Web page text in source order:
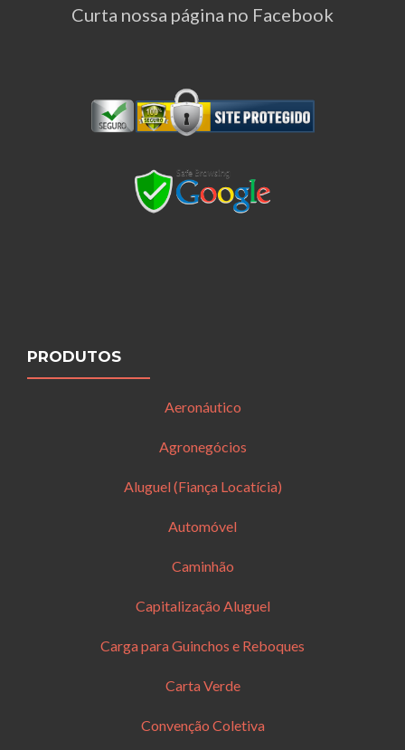
Curta nossa página no Facebook
PRODUTOS
Aeronáutico
Agronegócios
Aluguel (Fiança Locatícia)
Automóvel
Caminhão
Capitalização Aluguel
Carga para Guinchos e Reboques
Carta Verde
Convenção Coletiva